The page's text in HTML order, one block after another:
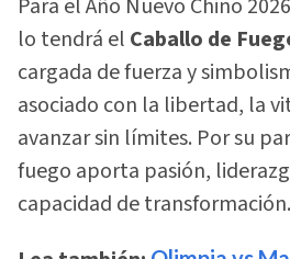
Para el Año Nuevo Chino
lo tendrá el Caballo de
cargada de fuerza y
asociado con la libertad, la
avanzar sin límites. Por su
fuego aporta pasión,
capacidad de transformación.